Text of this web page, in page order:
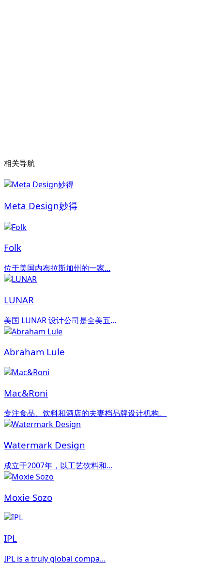
相关导航
Meta Design妙得
Folk
位于美国内布拉斯加州的一家...
LUNAR
美国 LUNAR 设计公司是全美五...
Abraham Lule
Mac&Roni
专注食品、饮料和酒店的夫妻档品牌设计机构。
Watermark Design
成立于2007年，以工艺饮料和...
Moxie Sozo
IPL
IPL is a truly global compa...